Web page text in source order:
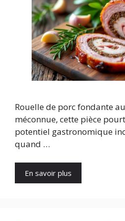
Rouelle de porc fondante
méconnue, cette pièce
potentiel gastronomique
quand …
En savoir plus